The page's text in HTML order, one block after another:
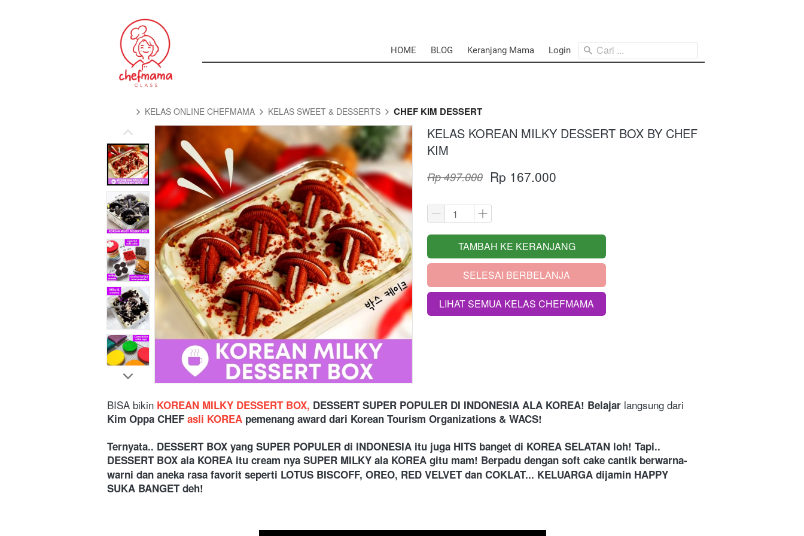
HOME BLOG Keranjang Mama Login Cari ...
KELAS ONLINE CHEFMAMA KELAS SWEET & DESSERTS CHEF KIM DESSERT
KELAS KOREAN MILKY DESSERT BOX BY CHEF
KIM
Rp 497.000 Rp 167.000
`
TAMBAH KE KERANJANG
`SELESAI BERBELANJA
`LIHAT SEMUA KELAS CHEFMAMA
BISA bikin KOREAN MILKY DESSERT BOX, DESSERT SUPER POPULER DI INDONESIA ALA KOREA! Belajar
Kim Oppa CHEF asli KOREA pemenang award dari Korean Tourism Organizations & WACS!
Ternyata.. DESSERT BOX yang SUPER POPULER di INDONESIA itu juga HITS banget di KOREA SELATAN loh! Tapi..
DESSERT BOX ala KOREA itu cream nya SUPER MILKY ala KOREA gitu mam! Berpadu dengan soft cake cantik berwarna-
warni dan aneka rasa favorit seperti LOTUS BISCOFF, OREO, RED VELVET dan COKLAT... KELUARGA dijamin HAPPY
SUKA BANGET deh!